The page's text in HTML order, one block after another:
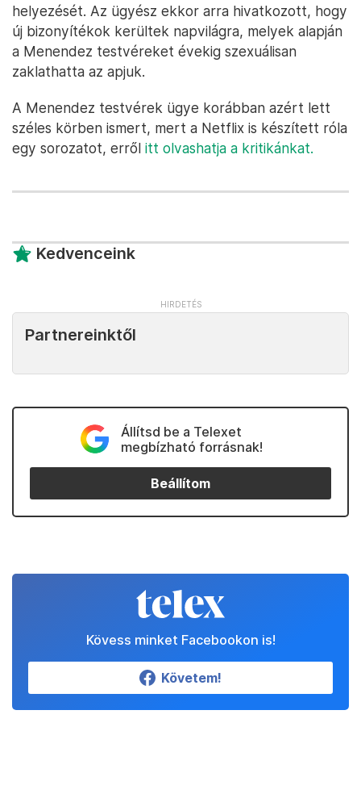
helyezését. Az ügyész ekkor arra hivatkozott, hogy
új bizonyítékok kerültek napvilágra, melyek alapján
a Menendez testvéreket évekig szexuálisan
zaklathatta az apjuk.
A Menendez testvérek ügye korábban azért lett
széles körben ismert, mert a Netflix is készített róla
egy sorozatot, erről itt olvashatja a kritikánkat.
Kedvenceink
Partnereinktől
Állítsd be a Telexet
megbízható forrásnak!
Beállítom
Kövess minket Facebookon is!
Követem!